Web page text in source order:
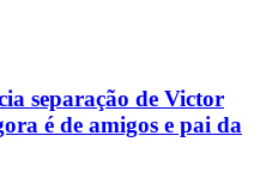
separação de Victor
é de amigos e pai da